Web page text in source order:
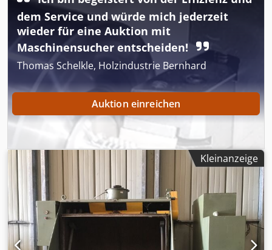
dem Service und würde mich jederzeit
wieder für eine Auktion mit
Maschinensucher entscheiden!
Thomas Schelkle, Holzindustrie Bernhard
Auktion einreichen
Kleinanzeige